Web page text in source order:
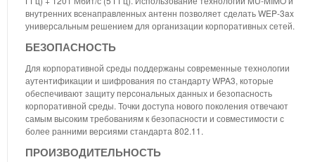
внутренних всенаправленных антенн позволяет сделать WEP-3ax
универсальным решением для организации корпоративных сетей.
БЕЗОПАСНОСТЬ
Для корпоративной среды поддержаны современные технологии
аутентификации и шифрования по стандарту WPA3, которые
обеспечивают защиту персональных данных и безопасность
корпоративной среды. Точки доступа нового поколения отвечают
самым высоким требованиям к безопасности и совместимости с
более ранними версиями стандарта 802.11.
ПРОИЗВОДИТЕЛЬНОСТЬ